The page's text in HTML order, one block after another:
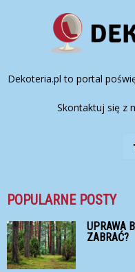
Dekoteria.pl to portal
Skontaktuj się z
POPULARNE POSTY
UPRAWA
ZABRAĆ?